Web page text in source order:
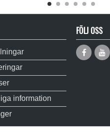
information
FÖLJ OSS